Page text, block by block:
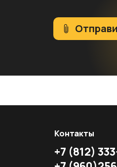
Контакты
+7 (812)